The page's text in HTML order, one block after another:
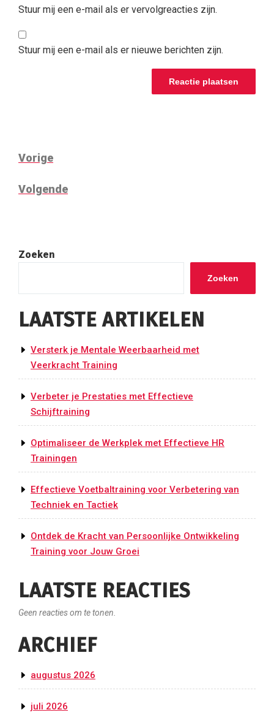
Stuur mij een e-mail als er vervolgreacties zijn.
Stuur mij een e-mail als er nieuwe berichten zijn.
BERICHTNAVIGATIE
Vorig
Vorige
Volgend
Volgende
Zoeken
Zoeken
LAATSTE ARTIKELEN
Versterk je Mentale Weerbaarheid met
Veerkracht Training
Verbeter je Prestaties met Effectieve
Schijftraining
Optimaliseer de Werkplek met Effectieve HR
Trainingen
Effectieve Voetbaltraining voor Verbetering van
Techniek en Tactiek
Ontdek de Kracht van Persoonlijke Ontwikkeling
Training voor Jouw Groei
LAATSTE REACTIES
Geen reacties om te tonen.
ARCHIEF
augustus 2026
juli 2026